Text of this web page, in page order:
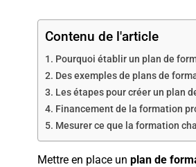
Contenu de l'article
Pourquoi établir un plan de
Des exemples de plans de
Les étapes pour créer un plan
Financement de la formation
Mesurer ce que la formation
Mettre en place un plan de